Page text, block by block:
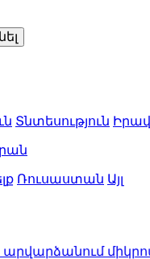
Տնտեսություն
Ռուսաստան Այլ
միկրոավտոբուսում